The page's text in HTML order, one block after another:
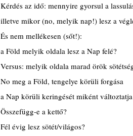
Kérdés az idő: mennyire gyorsul a
illetve mikor (no, melyik nap!) lesz a
És nem mellékesen (sőt!):
a Föld melyik oldala lesz a Nap felé?
Versus: melyik oldala marad örök
No meg a Föld, tengelye körüli forgása
a Nap körüli keringését miként
Összefügg-e a kettő?
Fél évig lesz sötét/világos?